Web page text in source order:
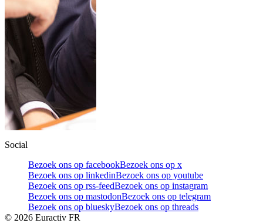
Social
Bezoek ons op facebookBezoek ons op x
Bezoek ons op linkedinBezoek ons op youtube
Bezoek ons op rss-feedBezoek ons op instagram
Bezoek ons op mastodonBezoek ons op telegram
Bezoek ons op blueskyBezoek ons op threads
© 2026 Euractiv FR